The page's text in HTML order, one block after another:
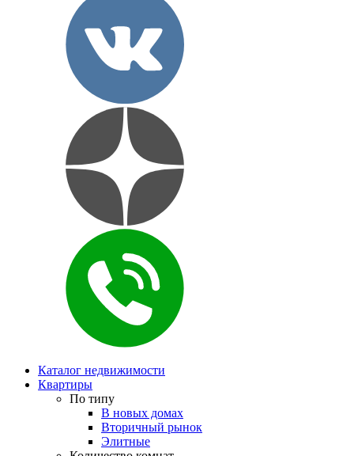
Каталог недвижимости
Квартиры
По типу
В новых домах
Вторичный рынок
Элитные